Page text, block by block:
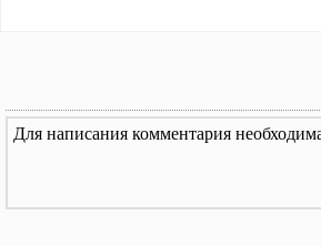
Для написания комментария